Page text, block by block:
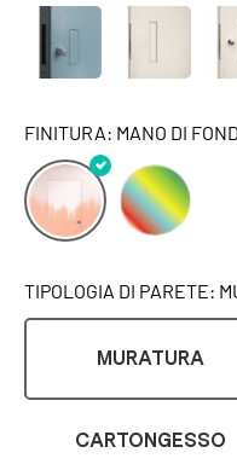
FINITURA: MANO DI
TIPOLOGIA DI PARETE:
MURATURA
CARTONGESSO